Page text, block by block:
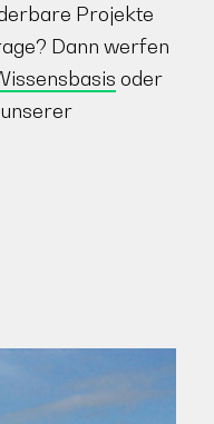
Projekte
Dann werfen
oder